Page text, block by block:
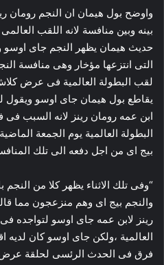
واوضح بول هيمان ان النجم رومان
بينه وبين منافسة لانه اللقب
حديث هيمان يظهر النجم جاى اوسو
التى انتزعها مؤخار وهى منافسة
يقاطع بول هيمان جاى اوسو ويقول
ابن عمه رومان رينز لانه السبب
البطولة العالمية يوم الجمعة
بيج اى من اجل دفعه الى تلك
“وفى تلك الاثناء يظهر كلا من
والنجم بيج اى وهم منزعجون مما
رينز لابن عمه جاى اوسو لتواجده
العالمية ،ولكن جاى اوسو كان لديه
فرق فى الحدث الرئسى لحلقة عرض